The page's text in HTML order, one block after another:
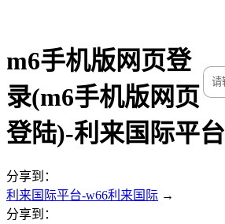
m6手机版网页登
录(m6手机版网页
登陆)-利来国际平台
分享到：
利来国际平台-w66利来国际 →
分享到：